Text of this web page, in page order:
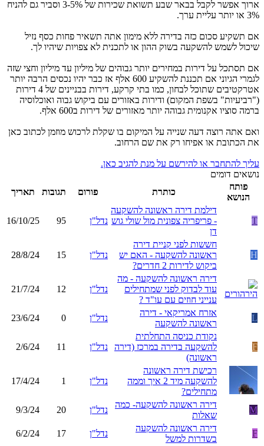
ארוך אפשר לקבל בבאר שבע תשואת שכירות של 3-5% וסביר גם להניח
3% או יותר עליית ערך.
אם תשקיע סכום כזה בדירה ללא מימון אתה תשאיר פחות כסף נזיל
שיכול לשמש להשקעה בשוק ההון או לתכנית לא צפויות שיהיו לך.
אם תסתכל על דירות במחירים יותר גבוהים של מיליון עד מיליון וחצי שזה
לגמרי הגיוני אם תכננת להשקיע 600 אלף אז כבר יהיו נכסים הרבה יותר
אטרקטיבים שתוכל לבחון, כמו בתי קרקע, דירות בבניינים של 4 דירות
("רביעיות" בשפת המקום) ודירות באזורים עם ביקוש גבוה ואוכלוסיה
ברמה סוציו אקנומית גבוהה יותר מאזורים של דירות ב600 אלף.
ואם אתה רוצה דעה שנייה על המיקום בו שקלת לרכוש מוזמן לכתוב כאן
את הכתובת או אפיחו רק את שם הרחוב.
עליך להתחבר או להירשם על מנת להגיב כאן.
נושאים דומים
פותח
הנושא
כותרת פורום תגובות תאריך
T
דילמת דירה ראשונה להשקעה
- פריפריה צפונית מול שולי גוש
דן
נדל"ן 95
16/10/25
H
חששות לפני קניית דירה
ראשונה להשקעה - האם יש
ביקוש לדירות 2 חדרים?
נדל"ן 15
28/8/24
דירה ראשונה להשקעה - מה
עוד לבדוק לפני שמתחילים
ענייני חוזים עם עו"ד ?
נדל"ן 12
21/7/24
L
אזרח אמריקאי - דירה
ראשונה להשקעה
נדל"ן 0
23/6/24
F
נקודת כניסה התחלתית
להשקעה בדירה במרכז (דירה
ראשונה)
נדל"ן 11
2/6/24
רכישת דירה ראשונה
להשקעה מיד 2 איך וממה
מתחילים?
נדל"ן 1
17/4/24
M
דירה ראשונה להשקעה- כמה
שאלות
נדל"ן 20
9/3/24
F
דירה ראשונה להשקעה
בשדרות למשל
נדל"ן 17
6/2/24